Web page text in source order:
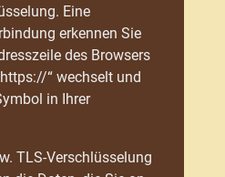
Eine
erkennen Sie
des Browsers
“ wechselt und
in Ihrer
TLS-Verschlüsselung